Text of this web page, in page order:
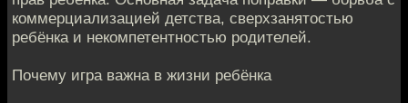
коммерциализацией детства, сверхзанятостью
ребёнка и некомпетентностью родителей.
Почему игра важна в жизни ребёнка